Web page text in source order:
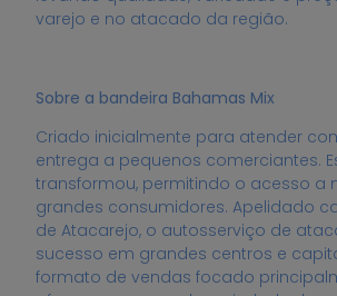
varejo e no atacado da região.
Sobre a bandeira Bahamas Mix
Criado inicialmente para atender
entrega a pequenos comerciantes.
transformou, permitindo o acesso a
grandes consumidores. Apelidado
de Atacarejo, o autosserviço de
sucesso em grandes centros e
formato de vendas focado